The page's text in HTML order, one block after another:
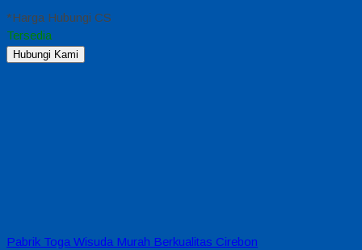
*Harga Hubungi CS
Tersedia
Hubungi Kami
Pabrik Toga Wisuda Murah Berkualitas Cirebon